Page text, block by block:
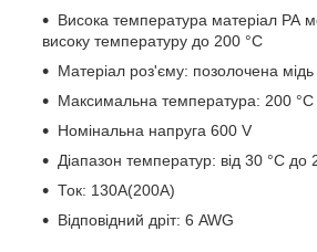
Висока температура матеріал РА
високу температуру до 200 °С
Матеріал роз'єму: позолочена
Максимальна температура: 200 °С
Номінальна напруга 600 V
Діапазон температур: від 30 °C до
Ток: 130А(200А)
Відповідний дріт: 6 AWG